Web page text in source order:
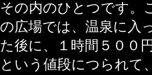
その内のひとつです。
の広場では、温泉に入
た後に、１時間５００
という値段につられて